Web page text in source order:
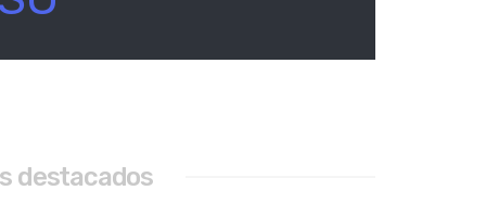
destacados